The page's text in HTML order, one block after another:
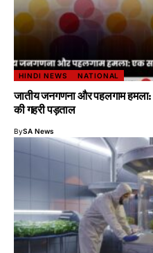
HINDI NEWS NATIONAL
जातीय जनगणना और पहलगाम हमला:
की गहरी पड़ताल
BySA News